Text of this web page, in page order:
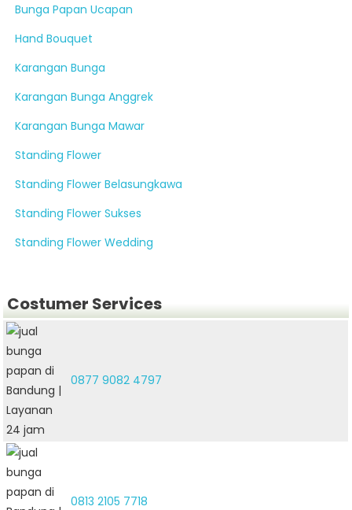
Bunga Papan Ucapan
Hand Bouquet
Karangan Bunga
Karangan Bunga Anggrek
Karangan Bunga Mawar
Standing Flower
Standing Flower Belasungkawa
Standing Flower Sukses
Standing Flower Wedding
Costumer Services
0877 9082 4797
0813 2105 7718